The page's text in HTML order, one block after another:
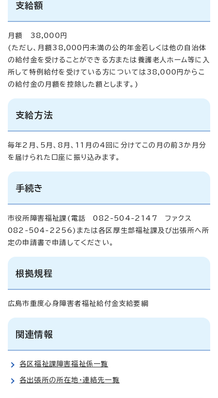
支給額
月額 38,000円
(ただし、月額38,000円未満の公的年金若しくは他の自治体
の給付金を受けることができる方または養護老人ホーム等に入
所して特例給付を受けている方については38,000円からこ
の給付金の月額を控除した額とします。)
支給方法
毎年2月、5月、8月、11月の4回に分けてこの月の前3か月分
を届けられた口座に振り込みます。
手続き
市役所障害福祉課(電話 082-504-2147 ファクス
082-504-2256)または各区厚生部福祉課及び出張所へ所
定の申請書で申請してください。
根拠規程
広島市重度心身障害者福祉給付金支給要綱
関連情報
各区福祉課障害福祉係一覧
各出張所の所在地・連絡先一覧